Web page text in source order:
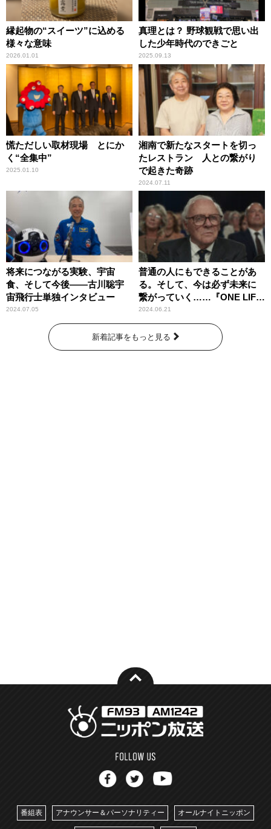
縁起物の“スイーツ”に込める
様々な意味
2026.01.01
真理とは？ 野球観戦で思い出
した少年時代のできごと
2025.09.13
慌ただしい取材現場 とにか
く“全集中”
2025.01.10
湘南で新たなスタートを切っ
たレストラン 人との繋がり
で起きた奇跡
2024.07.11
将来につながる実験、宇宙
食、そして今後――古川聡宇
宙飛行士単独インタビュー
2024.07.05
普通の人にもできることがあ
る。そして、今は必ず未来に
繋がっていく……『ONE LIFE
奇跡が繋いだ6000の命』
2024.06.21
新着記事をもっと見る
番組表 アナウンサー＆パーソナリティー オールナイトニッポン